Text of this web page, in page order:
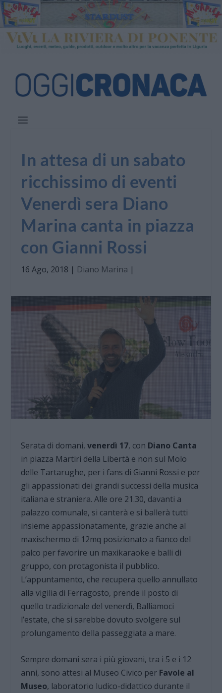
In attesa di un sabato
ricchissimo di eventi
Venerdì sera Diano
Marina canta in piazza
con Gianni Rossi
16 Ago, 2018 | Diano Marina |
Serata di domani,venerdì 17, con Diano Canta
in piazza Martiri della Libertà e non sul Molo
delle Tartarughe, per i fans di Gianni Rossi e per
gli appassionati dei grandi successi della musica
italiana e straniera. Alle ore 21.30, davanti a
palazzo comunale, si canterà e si ballerà tutti
insieme appassionatamente, grazie anche al
maxischermo di 12mq posizionato a fianco del
palco per favorire un maxikaraoke e balli di
gruppo, con protagonista il pubblico.
L’appuntamento, che recupera quello annullato
alla vigilia di Ferragosto, prende il posto di
quello tradizionale del venerdì, Balliamoci
l’estate, che si sarebbe dovuto svolgere sul
prolungamento della passeggiata a mare.
Sempre domani sera i più giovani, tra i 5 e i 12
anni, sono attesi al Museo Civico per Favole al
Museo, laboratorio ludico-didattico durante il